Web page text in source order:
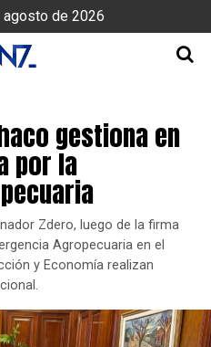
agosto de 2026
gestiona en
por la
Zdero, luego de la firma
Agropecuaria en el
y Economía realizan